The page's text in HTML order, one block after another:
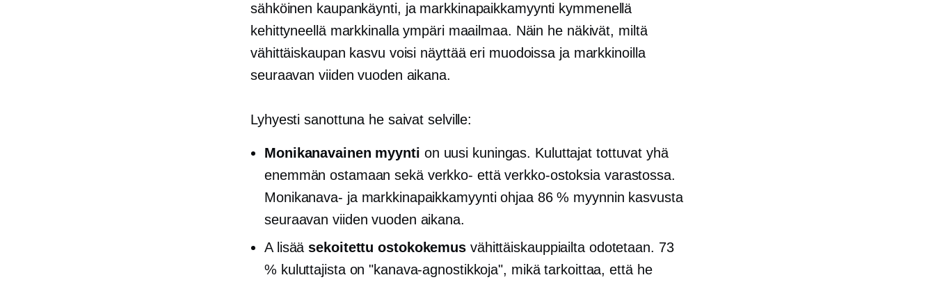
sähköinen kaupankäynti, ja markkinapaikkamyynti kymmenellä
kehittyneellä markkinalla ympäri maailmaa. Näin he näkivät, miltä
vähittäiskaupan kasvu voisi näyttää eri muodoissa ja markkinoilla
seuraavan viiden vuoden aikana.
Lyhyesti sanottuna he saivat selville:
Monikanavainen myynti on uusi kuningas. Kuluttajat tottuvat yhä
enemmän ostamaan sekä verkko- että verkko-ostoksia varastossa.
Monikanava- ja markkinapaikkamyynti ohjaa 86 % myynnin kasvusta
seuraavan viiden vuoden aikana.
A lisääsekoitettu ostokokemus vähittäiskauppiailta odotetaan. 73
% kuluttajista on "kanava-agnostikkoja", mikä tarkoittaa, että he